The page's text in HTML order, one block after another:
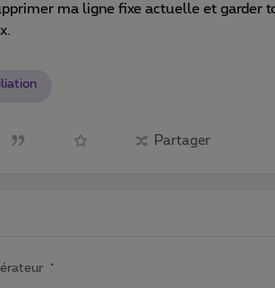
ma ligne fixe actuelle et garder
Partager